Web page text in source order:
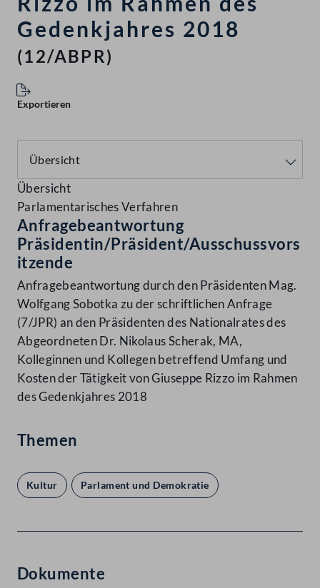
Gedenkjahres 2018
(12/ABPR)
Exportieren
Übersicht
Parlamentarisches Verfahren
Anfragebeantwortung
Präsidentin/Präsident/Ausschussvors
itzende
Anfragebeantwortung durch den Präsidenten Mag.
Wolfgang Sobotka zu der schriftlichen Anfrage
(7/JPR) an den Präsidenten des Nationalrates des
Abgeordneten Dr. Nikolaus Scherak, MA,
Kolleginnen und Kollegen betreffend Umfang und
Kosten der Tätigkeit von Giuseppe Rizzo im Rahmen
des Gedenkjahres 2018
Themen
Kultur Parlament und Demokratie
Dokumente